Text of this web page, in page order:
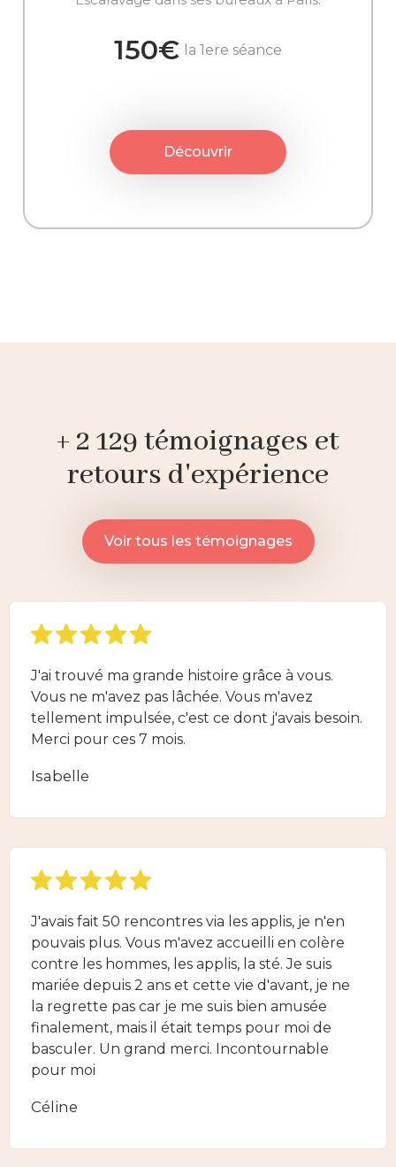
150€ la 1ere séance
Découvrir
+ 2 129 témoignages et
retours d'expérience
Voir tous les témoignages
J'ai trouvé ma grande histoire grâce à vous.
Vous ne m'avez pas lâchée. Vous m'avez
tellement impulsée, c'est ce dont j'avais besoin.
Merci pour ces 7 mois.
Isabelle
J'avais fait 50 rencontres via les applis, je n'en
pouvais plus. Vous m'avez accueilli en colère
contre les hommes, les applis, la sté. Je suis
mariée depuis 2 ans et cette vie d'avant, je ne
la regrette pas car je me suis bien amusée
finalement, mais il était temps pour moi de
basculer. Un grand merci. Incontournable
pour moi
Céline